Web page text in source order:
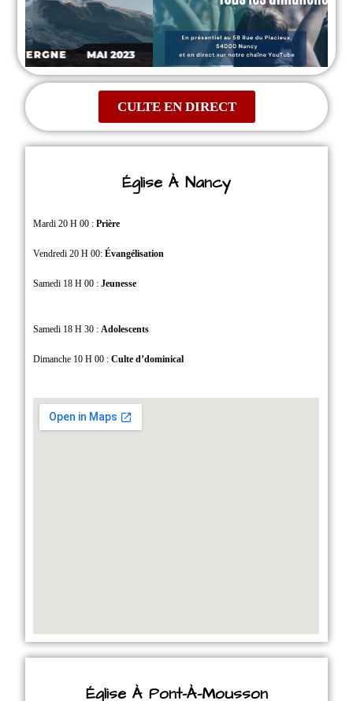
CULTE EN DIRECT
Église À Nancy
Mardi 20 H 00 :Prière
Vendredi 20 H 00: Évangélisation
Samedi 18 H 00 :Jeunesse
Samedi 18 H 30 :Adolescents
Dimanche 10 H 00 :Culte d’dominical
Église À Pont-À-Mousson